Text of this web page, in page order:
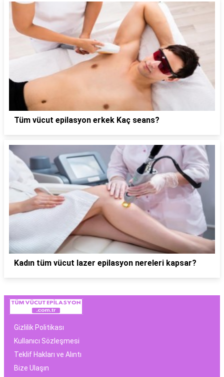
Tüm vücut epilasyon erkek Kaç seans?
Kadın tüm vücut lazer epilasyon nereleri kapsar?
Gizlilik Politikası
Kullanıcı Sözleşmesi
Teklif Hakları ve Alıntı
Bize Ulaşın